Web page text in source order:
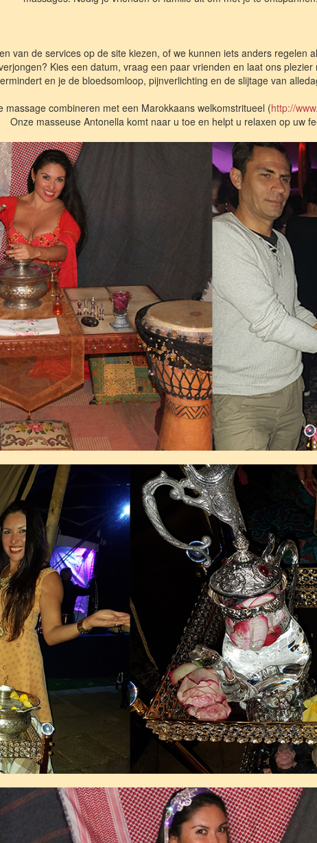
van de services op de site kiezen, of we kunnen iets anders regelen
Kies een datum, vraag een paar vrienden en laat ons
en je de bloedsomloop, pijnverlichting en de slijtage van
massage combineren met een Marokkaans welkomstritueel (http://
Onze masseuse Antonella komt naar u toe en helpt u relaxen op uw